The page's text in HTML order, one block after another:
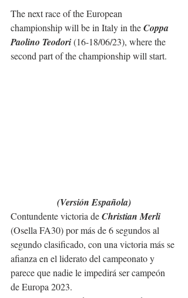
The next race of the European
championship will be in Italy in the Coppa
Paolino Teodori (16-18/06/23), where the
second part of the championship will start.
(Versión Española)
Contundente victoria de Christian Merli
(Osella FA30) por más de 6 segundos al
segundo clasificado, con una victoria más se
afianza en el liderato del campeonato y
parece que nadie le impedirá ser campeón
de Europa 2023.